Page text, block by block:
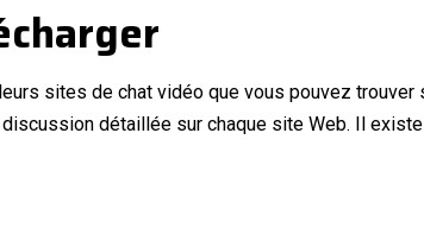
sites de chat vidéo que vous pouvez
discussion détaillée sur chaque site Web. Il